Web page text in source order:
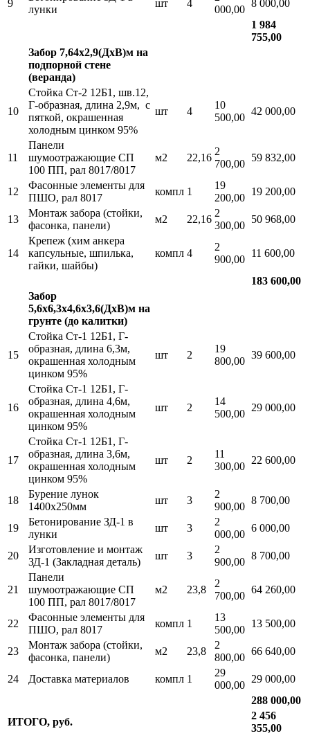
9
лунки
шт 4
000,00
8 000,00
1 984
755,00
Забор 7,64х2,9(ДхВ)м на
подпорной стене
(веранда)
10
Стойка Ст-2 12Б1, шв.12,
Г-образная, длина 2,9м, с
пяткой, окрашенная
холодным цинком 95%
шт 4
10
500,00
42 000,00
11
Панели
шумоотражающие СП
100 ПП, рал 8017/8017
м2 22,16
2
700,00
59 832,00
12
Фасонные элементы для
ПШО, рал 8017
компл 1
19
200,00
19 200,00
13
Монтаж забора (стойки,
фасонка, панели)
м2 22,16
2
300,00
50 968,00
14
Крепеж (хим анкера
капсульные, шпилька,
гайки, шайбы)
компл 4
2
900,00
11 600,00
183 600,00
Забор
5,6х6,3х4,6х3,6(ДхВ)м на
грунте (до калитки)
15
Стойка Ст-1 12Б1, Г-
образная, длина 6,3м,
окрашенная холодным
цинком 95%
шт 2
19
800,00
39 600,00
16
Стойка Ст-1 12Б1, Г-
образная, длина 4,6м,
окрашенная холодным
цинком 95%
шт 2
14
500,00
29 000,00
17
Стойка Ст-1 12Б1, Г-
образная, длина 3,6м,
окрашенная холодным
цинком 95%
шт 2
11
300,00
22 600,00
18
Бурение лунок
1400х250мм
шт 3
2
900,00
8 700,00
19
Бетонирование ЗД-1 в
лунки
шт 3
2
000,00
6 000,00
20
Изготовление и монтаж
ЗД-1 (Закладная деталь)
шт 3
2
900,00
8 700,00
21
Панели
шумоотражающие СП
100 ПП, рал 8017/8017
м2 23,8
2
700,00
64 260,00
22
Фасонные элементы для
ПШО, рал 8017
компл 1
13
500,00
13 500,00
23
Монтаж забора (стойки,
фасонка, панели)
м2 23,8
2
800,00
66 640,00
24 Доставка материалов компл 1
29
000,00
29 000,00
288 000,00
ИТОГО, руб.
2 456
355,00